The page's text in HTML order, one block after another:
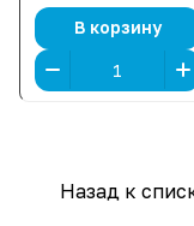
Sub)]В корзину
Назад к